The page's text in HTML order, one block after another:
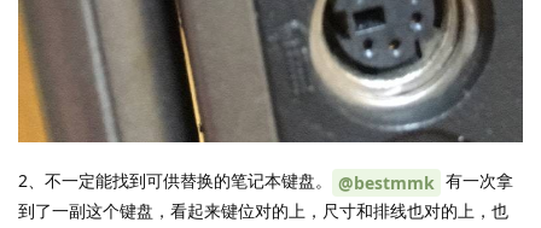
2、不一定能找到可供替换的笔记本键盘。 @bestmmk 有一次拿
到了一副这个键盘，看起来键位对的上，尺寸和排线也对的上，也